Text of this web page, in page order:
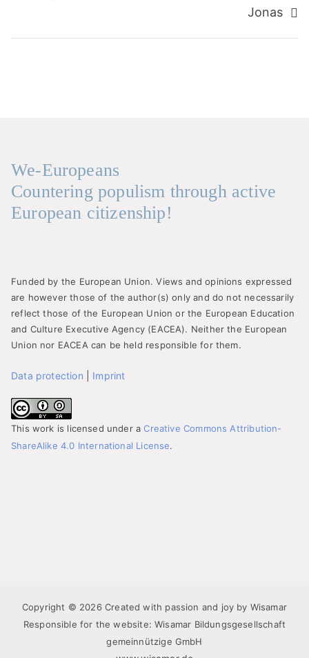
Jonas
We-Europeans
Countering populism through active
European citizenship!
Funded by the European Union. Views and opinions expressed
are however those of the author(s) only and do not necessarily
reflect those of the European Union or the European Education
and Culture Executive Agency (EACEA). Neither the European
Union nor EACEA can be held responsible for them.
Data protection Imprint
This work is licensed under aCreative Commons Attribution-
ShareAlike 4.0 International License.
Copyright © 2026 Created with passion and joy by Wisamar
Responsible for the website: Wisamar Bildungsgesellschaft
gemeinnützige GmbH